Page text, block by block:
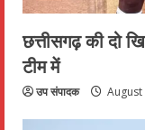
छत्तीसगढ़ की दो
टीम में
उप संपादक August